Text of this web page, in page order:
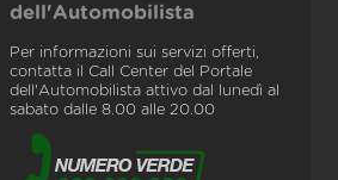
dell'Automobilista
Per informazioni sui servizi offerti,
contatta il Call Center del Portale
dell'Automobilista attivo dal lunedì al
sabato dalle 8.00 alle 20.00